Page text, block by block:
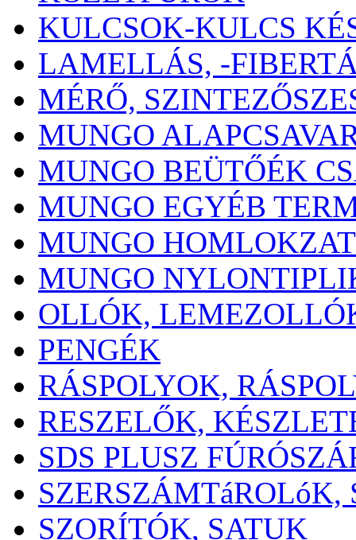
KULCSOK-KULCS
LAMELLÁS, -
MÉRŐ,
MUNGO
MUNGO BEÜTŐÉK
MUNGO EGYÉB
MUNGO
MUNGO
OLLÓK,
PENGÉK
RÁSPOLYOK,
RESZELŐK,
SDS PLUSZ
SZORÍTÓK, SATUK